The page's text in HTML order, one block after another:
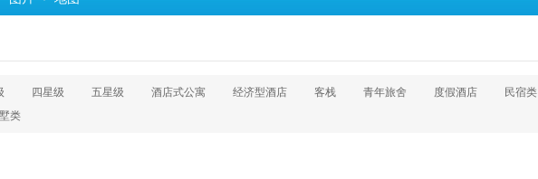
四星级 五星级 酒店式公寓 经济型酒店 客栈 青年旅舍 度假酒店 民宿类
类